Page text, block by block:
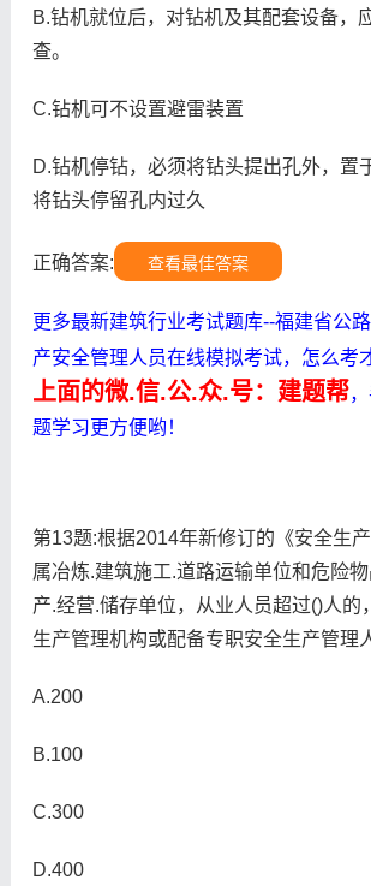
B.钻机就位后，对钻机及其配套设备，
查。
C.钻机可不设置避雷装置
D.钻机停钻，必须将钻头提出孔外，置
将钻头停留孔内过久
正确答案: 查看最佳答案
更多最新建筑行业考试题库--福建省公
产安全管理人员在线模拟考试，怎么考
上面的微.信.公.众.号：建题帮
题学习更方便哟！
第13题:根据2014年新修订的《安全生
属冶炼.建筑施工.道路运输单位和危险
产.经营.储存单位，从业人员超过()人的
生产管理机构或配备专职安全生产管理
A.200
B.100
C.300
D.400